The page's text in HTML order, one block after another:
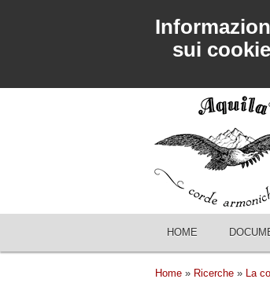
sui
HOME
Home » Ricerche » La